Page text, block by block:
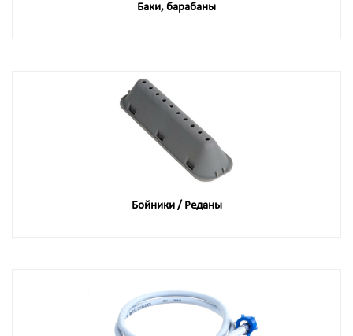
Баки, барабаны
Бойники / Реданы